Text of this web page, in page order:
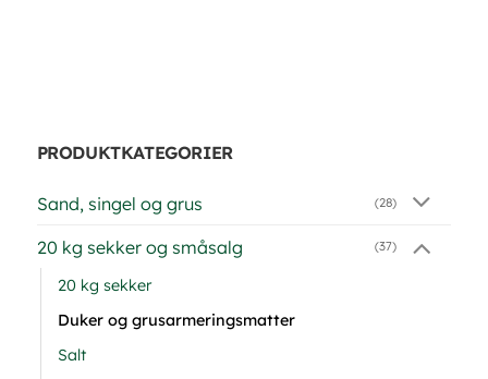
PRODUKTKATEGORIER
Sand, singel og grus (28)
20 kg sekker og småsalg (37)
20 kg sekker
Duker og grusarmeringsmatter
Salt